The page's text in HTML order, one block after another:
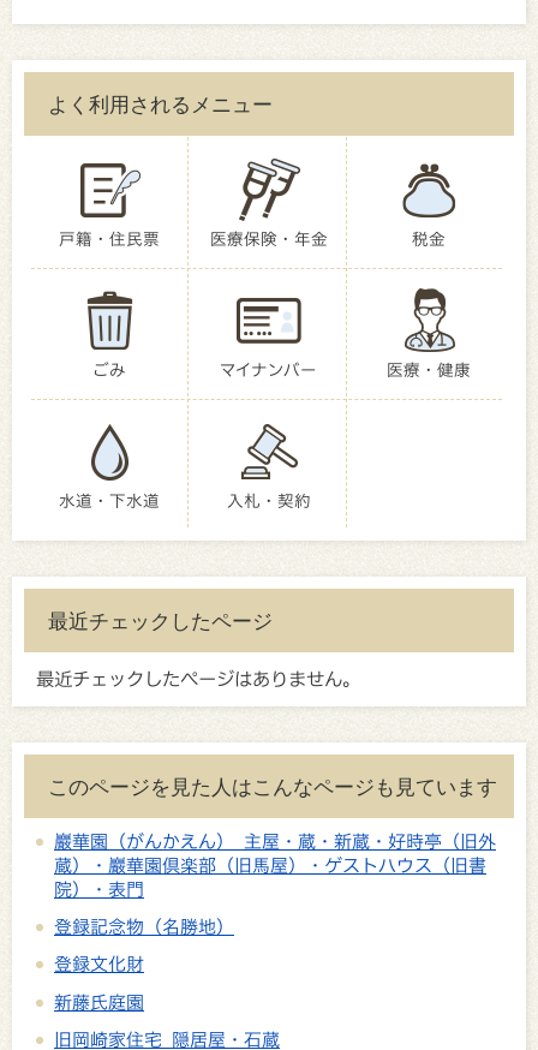
よく利用されるメニュー
戸籍・住民票 医療保険・年金 税金
ごみ マイナンバー 医療・健康
水道・下水道 入札・契約
最近チェックしたページ
最近チェックしたページはありません。
このページを見た人はこんなページも見ています
巖華園（がんかえん） 主屋・蔵・新蔵・好時亭（旧外
蔵）・巖華園倶楽部（旧馬屋）・ゲストハウス（旧書
院）・表門
登録記念物（名勝地）
登録文化財
新藤氏庭園
旧岡崎家住宅 隠居屋・石蔵